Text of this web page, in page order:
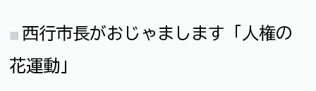
西行市長がおじゃまします「人権の
花運動」